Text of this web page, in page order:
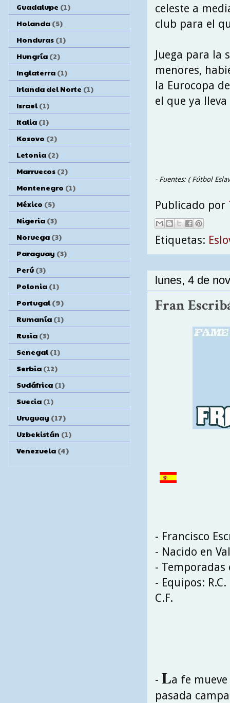
celeste a
club para el
Juega para la
menores,
la Eurocopa
el que ya
- Fuentes: ( Fútbol
Publicado por
Etiquetas:
lunes, 4 de
Fran
- Francisco
- Nacido en
- Temporadas
- Equipos:
C.F.
- La fe
pasada
Guadalupe (1)
Holanda (5)
Honduras (1)
Hungría (2)
Inglaterra (1)
Irlanda del Norte (1)
Israel (1)
Italia (1)
Kosovo (2)
Letonia (2)
Marruecos (2)
Montenegro (1)
México (5)
Nigeria (3)
Noruega (3)
Paraguay (3)
Perú (3)
Polonia (1)
Portugal (9)
Rumanía (1)
Rusia (3)
Senegal (1)
Serbia (12)
Sudáfrica (1)
Suecia (1)
Uruguay (17)
Uzbekistán (1)
Venezuela (4)